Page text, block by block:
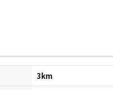
3km